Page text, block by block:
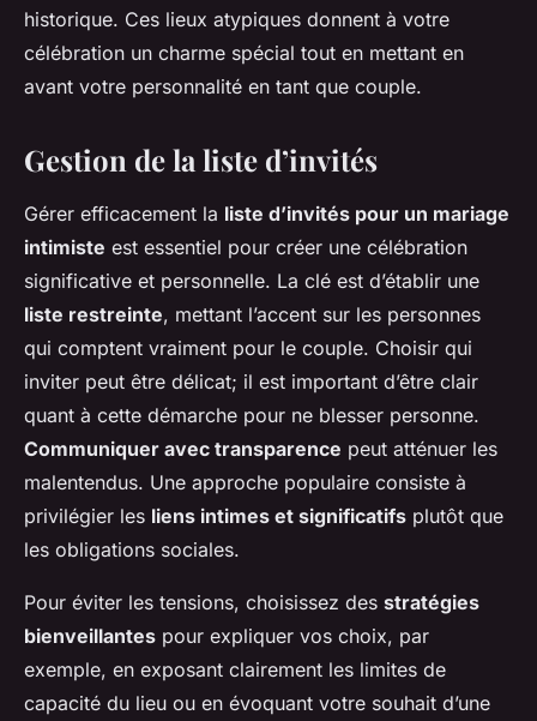
historique. Ces lieux atypiques donnent à votre
célébration un charme spécial tout en mettant en
avant votre personnalité en tant que couple.
Gestion de la liste d’invités
Gérer efficacement la liste d’invités pour un mariage
intimiste est essentiel pour créer une célébration
significative et personnelle. La clé est d’établir une
liste restreinte, mettant l’accent sur les personnes
qui comptent vraiment pour le couple. Choisir qui
inviter peut être délicat; il est important d’être clair
quant à cette démarche pour ne blesser personne.
Communiquer avec transparence peut atténuer les
malentendus. Une approche populaire consiste à
privilégier les liens intimes et significatifs plutôt que
les obligations sociales.
Pour éviter les tensions, choisissez des stratégies
bienveillantes pour expliquer vos choix, par
exemple, en exposant clairement les limites de
capacité du lieu ou en évoquant votre souhait d’une